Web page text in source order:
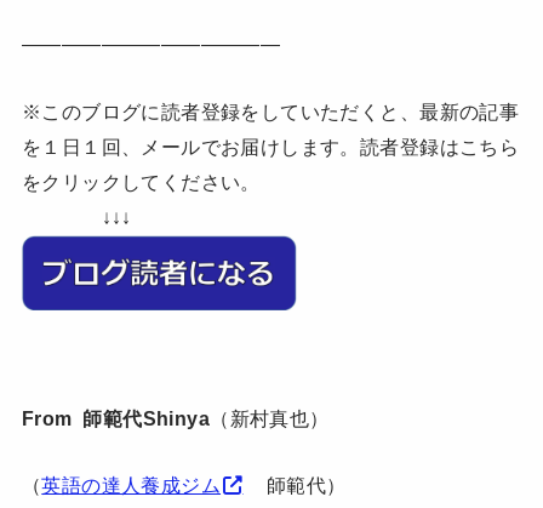
—————————————
※このブログに読者登録をしていただくと、最新の記事
を１日１回、メールでお届けします。読者登録はこちら
をクリックしてください。
↓↓↓
From 師範代Shinya （新村真也）
（英語の達人養成ジム 師範代）